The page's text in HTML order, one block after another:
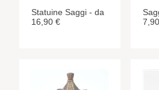
Statuine Saggi - da
16,90 €